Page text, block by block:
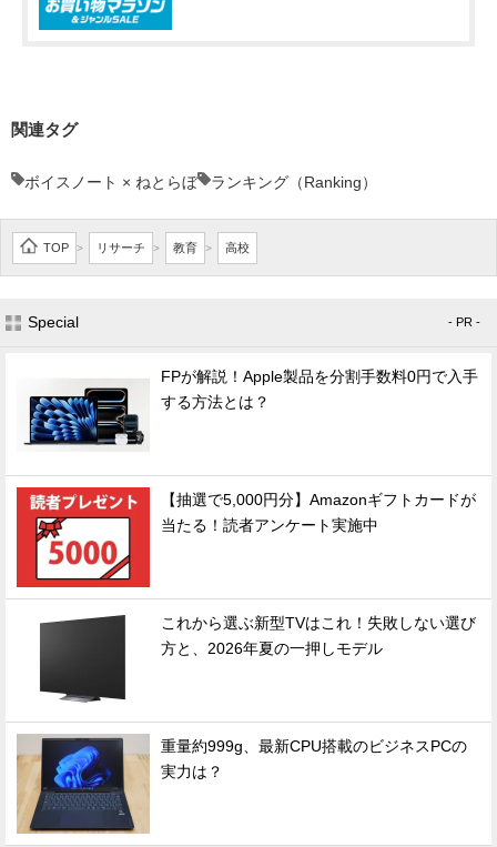
関連タグ
ボイスノート × ねとらぼ ランキング（Ranking）
TOP > リサーチ > 教育 > 高校
Special - PR -
FPが解説！Apple製品を分割手数料0円で入手
する方法とは？
【抽選で5,000円分】Amazonギフトカードが
当たる！読者アンケート実施中
これから選ぶ新型TVはこれ！失敗しない選び
方と、2026年夏の一押しモデル
重量約999g、最新CPU搭載のビジネスPCの
実力は？